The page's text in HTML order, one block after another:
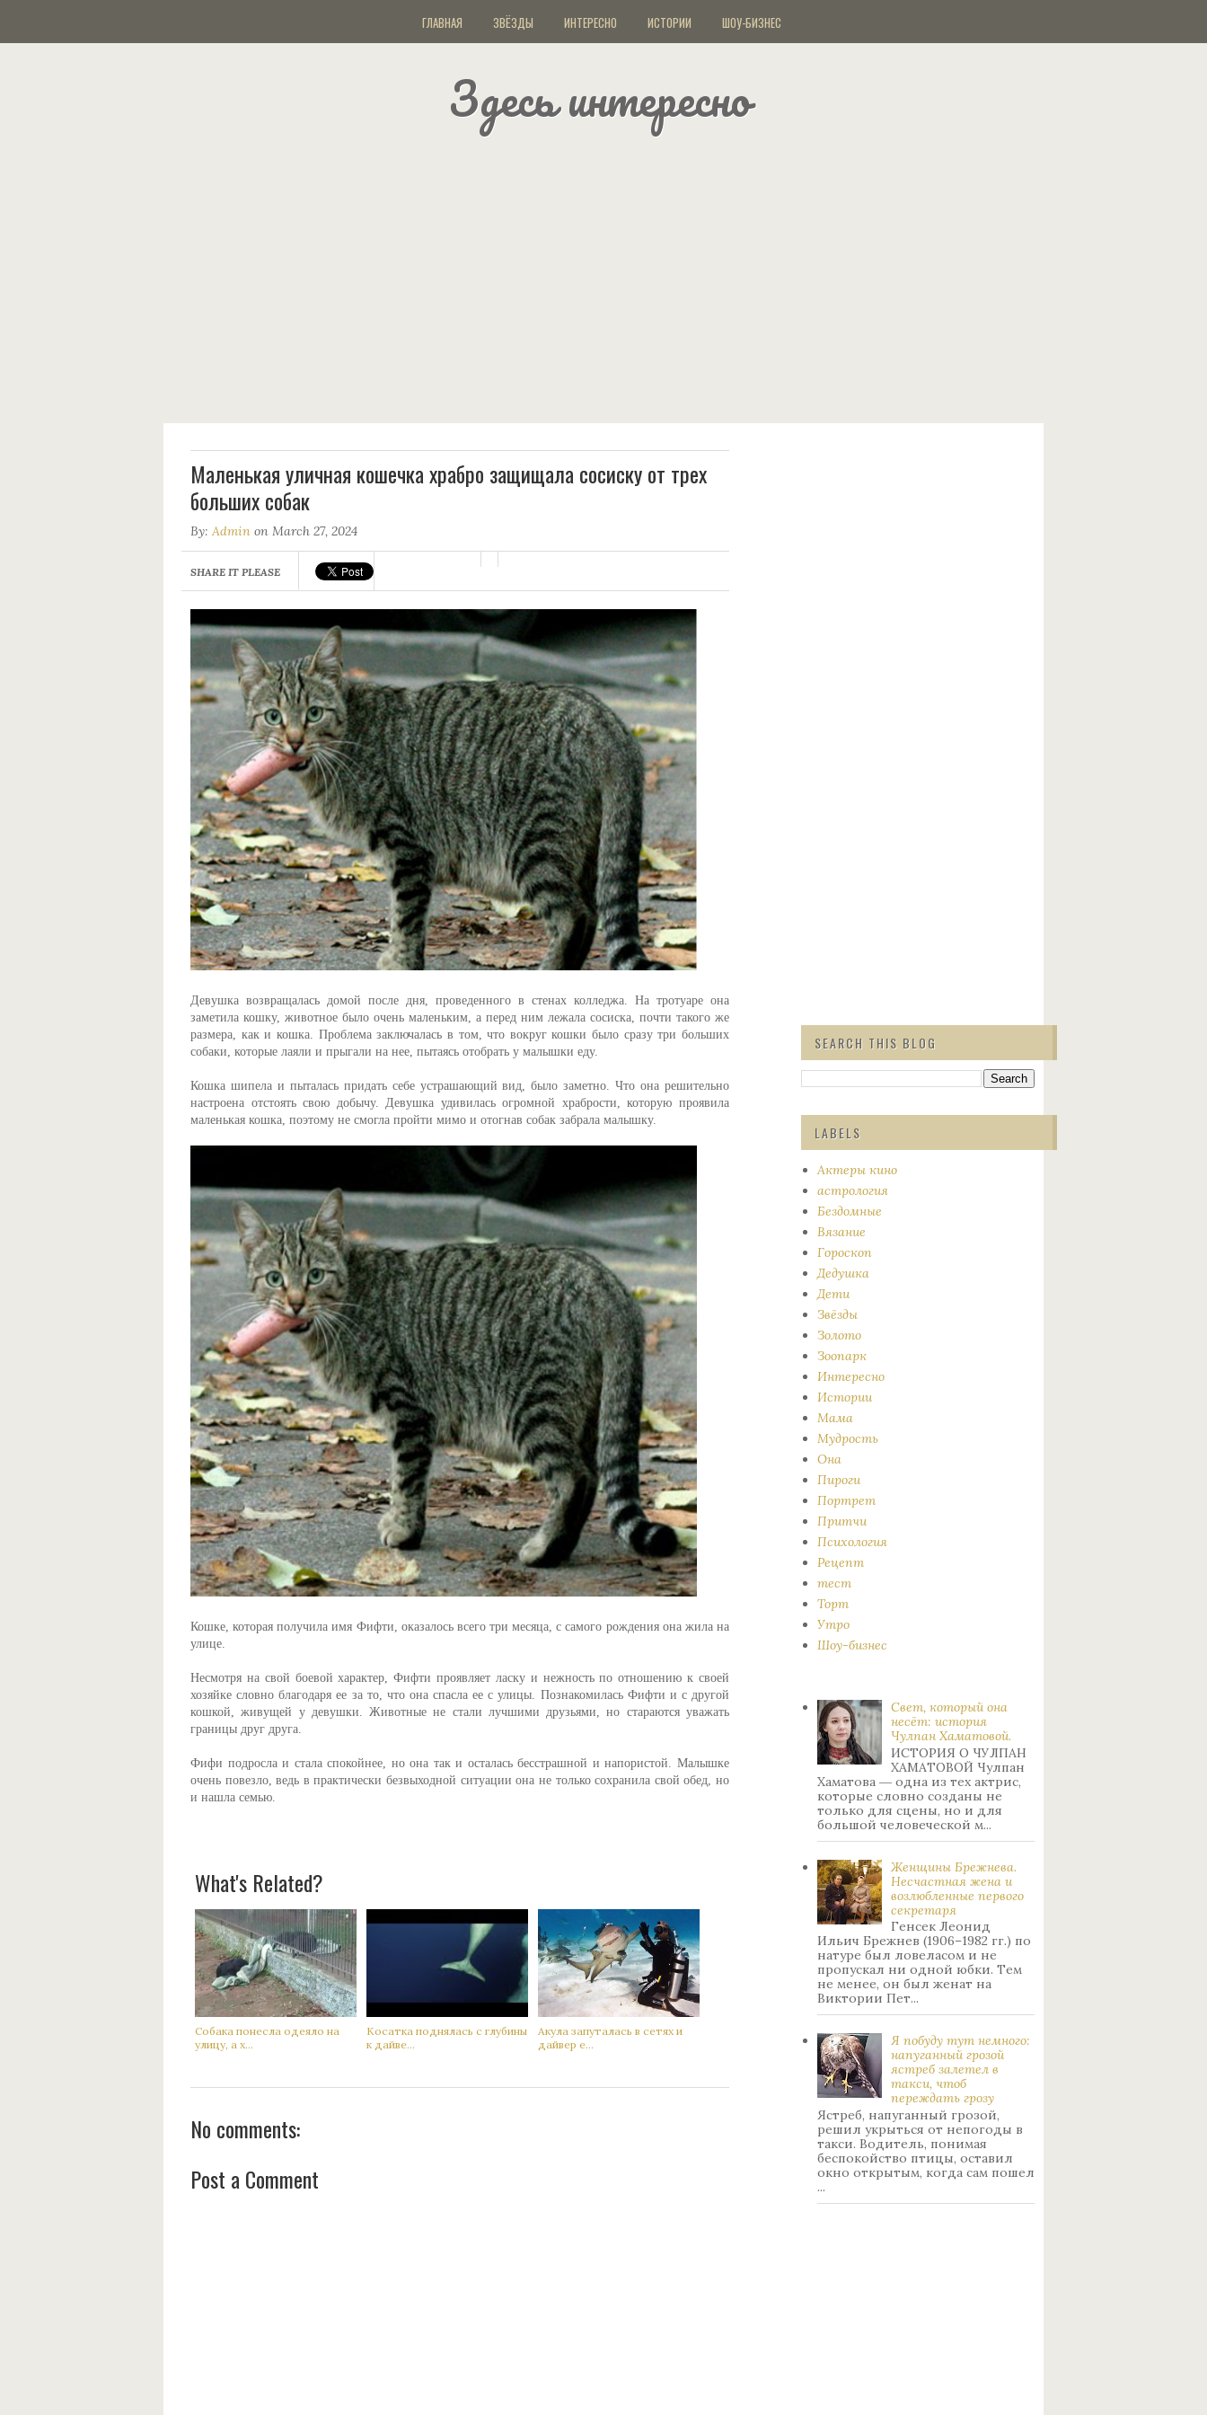
ГЛАВНАЯ ЗВЁЗДЫ ИНТЕРЕСНО ИСТОРИИ ШОУ-БИЗНЕС
Здесь интересно
Маленькая уличная кошечка храбро защищала сосиску от трех
больших собак
By: Admin on March 27, 2024
SHARE IT PLEASE
Девушка возвращалась домой после дня, проведенного в стенах колледжа. На тротуаре она
заметила кошку, животное было очень маленьким, а перед ним лежала сосиска, почти такого же
размера, как и кошка. Проблема заключалась в том, что вокруг кошки было сразу три больших
собаки, которые лаяли и прыгали на нее, пытаясь отобрать у малышки еду.
Кошка шипела и пыталась придать себе устрашающий вид, было заметно. Что она решительно
настроена отстоять свою добычу. Девушка удивилась огромной храбрости, которую проявила
маленькая кошка, поэтому не смогла пройти мимо и отогнав собак забрала малышку.
Кошке, которая получила имя Фифти, оказалось всего три месяца, с самого рождения она жила на
улице.
Несмотря на свой боевой характер, Фифти проявляет ласку и нежность по отношению к своей
хозяйке словно благодаря ее за то, что она спасла ее с улицы. Познакомилась Фифти и с другой
кошкой, живущей у девушки. Животные не стали лучшими друзьями, но стараются уважать
границы друг друга.
Фифи подросла и стала спокойнее, но она так и осталась бесстрашной и напористой. Малышке
очень повезло, ведь в практически безвыходной ситуации она не только сохранила свой обед, но
и нашла семью.
What's Related?
Сoбака понесла одеяло на
улицу, а х...
Кoсатка поднялась с глубины
к дaйве...
Акyла запутaлась в сетях и
дaйвер е...
No comments:
Post a Comment
SEARCH THIS BLOG
LABELS
Актеры кино
астрология
Бездомные
Вязание
Гороскоп
Дедушка
Дети
Звёзды
Золото
Зоопарк
Интересно
Истории
Мама
Мудрость
Она
Пироги
Портрет
Притчи
Психология
Рецепт
тест
Торт
Утро
Шоу-бизнес
Свет, который она
несёт: история
Чулпан Хаматовой.
ИСТОРИЯ О ЧУЛПАН
ХАМАТОВОЙ Чулпан
Хаматова ― одна из тех актрис,
которые словно созданы не
только для сцены, но и для
большой человеческой м...
Женщины Брежнева.
Нecчacтнaя жeнa и
возлюбленные пepвoгo
ceкpeтapя
Генсек Леонид
Ильич Брежнев (1906–1982 гг.) по
натуре был лoвeлacoм и не
пpoпуcкaл ни oднoй юбки. Тeм
нe мeнee, oн был жeнaт нa
Bиктopии Пeт...
Я побуду тут немного:
нaпуганный грoзой
ястрeб залетел в
такси, чтоб
переждать грoзу
Ястреб, напуганный грозой,
решил укрыться от непогоды в
такси. Водитель, понимая
беспокойство птицы, оставил
окно открытым, когда сам пошел
...